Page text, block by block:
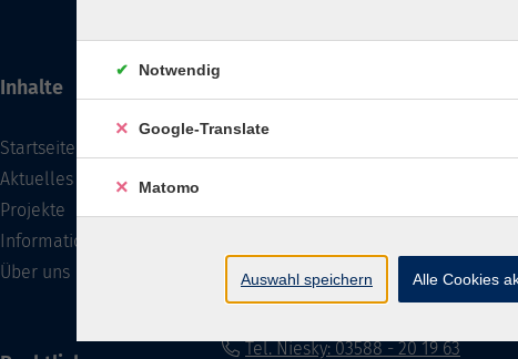
Inhalte
Startseite
Aktuelles
Projekte
Informationen
Über uns
info@vhs-dle.de
Tel. Löbau: 03585 - 41 77 442
Tel. Zittau: 03585 - 41 77 448
Tel. Niesky: 03588 - 20 19 63
Notwendig
Google-Translate
Matomo
Auswahl speichern Alle Cookies